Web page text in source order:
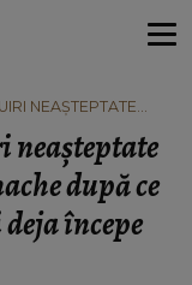
NEAȘTEPTATE
ÎNCEPE SĂ
după ce
începe